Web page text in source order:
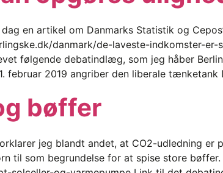
en artikel om Danmarks Statistik og
danmark/de-laveste-indkomster-
følgende debatindlæg, som jeg håber
februar 2019 angriber den liberale
bøffer
jeg blandt andet, at CO2-udledning er
til som begrundelse for at spise store